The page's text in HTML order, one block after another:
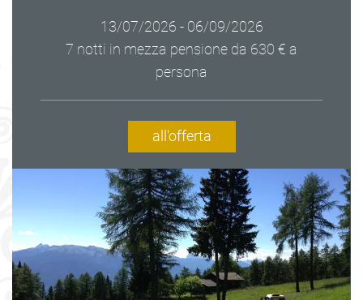
13/07/2026 - 06/09/2026
7 notti in mezza pensione da 630 € a
persona
all'offerta